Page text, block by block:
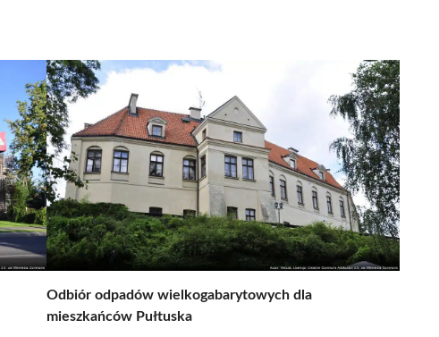
Odbiór odpadów wielkogabarytowych dla
mieszkańców Pułtuska